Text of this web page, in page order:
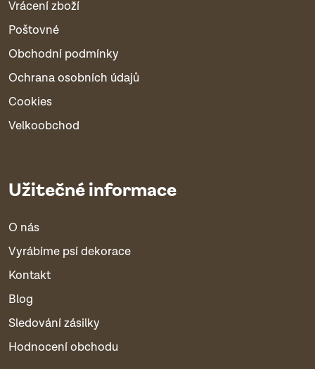
Vrácení zboží
Poštovné
Obchodní podmínky
Ochrana osobních údajů
Cookies
Velkoobchod
Užitečné informace
O nás
Vyrábíme psí dekorace
Kontakt
Blog
Sledování zásilky
Hodnocení obchodu